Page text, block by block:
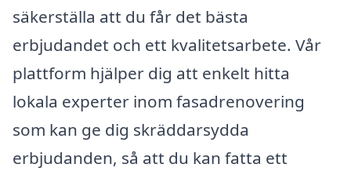
säkerställa att du får det bästa
erbjudandet och ett kvalitetsarbete. Vår
plattform hjälper dig att enkelt hitta
lokala experter inom fasadrenovering
som kan ge dig skräddarsydda
erbjudanden, så att du kan fatta ett